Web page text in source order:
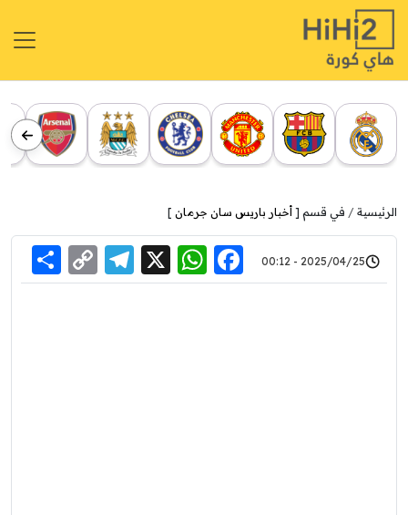
الرئيسية في قسم [ أخبار باريس سان جرمان ]
2025/04/25 - 00:12
Facebook
WhatsApp
X
Link